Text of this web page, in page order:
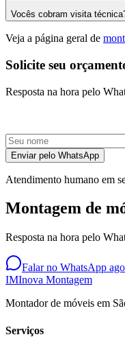
Vocês cobram visita
Veja a página geral de
Solicite seu
Resposta na hora pelo
Enviar pelo WhatsApp
Atendimento humano em
Montagem de
Resposta na hora pelo
Falar no WhatsApp
IMInova Montagem
Montador de móveis em
Serviços